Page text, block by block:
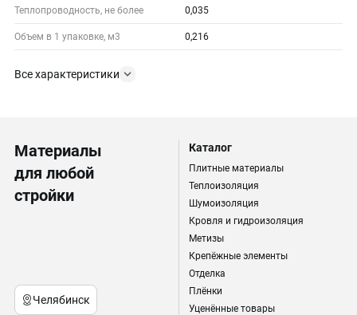
Теплопроводность, не более 0,035
Объем в 1 упаковке, м3 0,216
Все характеристики
Материалы
для любой
стройки
Челябинск
Каталог
Плитные материалы
Теплоизоляция
Шумоизоляция
Кровля и гидроизоляция
Метизы
Крепёжные элементы
Отделка
Плёнки
Уценённые товары